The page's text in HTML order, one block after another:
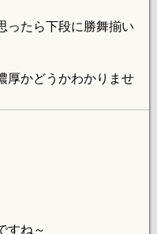
ったら下段に勝舞揃い
厚かどうかわかりませ
すね～